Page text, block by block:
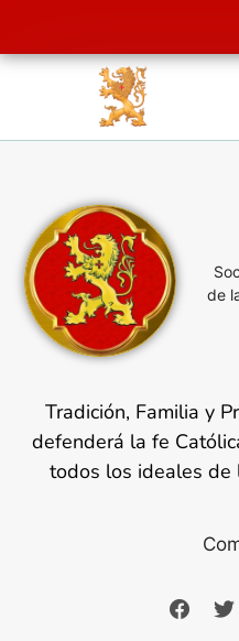
de
Tradición, Familia y
defenderá la fe
todos los ideales de